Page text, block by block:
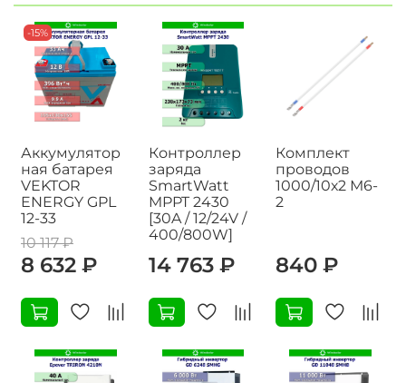
-15%
Аккумулятор
ная батарея
VEKTOR
ENERGY GPL
12-33
10 117 ₽
8 632 ₽
Контроллер
заряда
SmartWatt
MPPT 2430
[30A / 12/24V /
400/800W]
14 763 ₽
Комплект
проводов
1000/10х2 М6-
2
840 ₽